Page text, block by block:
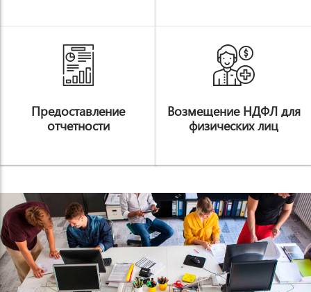
l
Предоставление
отчетности
m
Возмещение НДФЛ для
физических лиц